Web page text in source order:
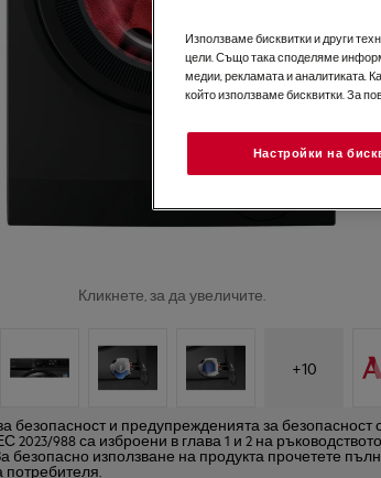
Кликнете, за да увеличите.
+10
безопасност и предупрежденията за безопасност
2023/988 са изброени в глава 1 и 2 на
безопасно използване на продукта прочетете
потребителя.
Използваме бисквитки и други
цели. Също така споделяме
медии, рекламата и аналитиката.
който използваме бисквитки. За
Настройки на